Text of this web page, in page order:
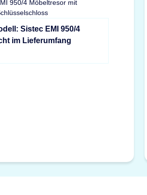
Sistec EMI 950/4
im Lieferumfang